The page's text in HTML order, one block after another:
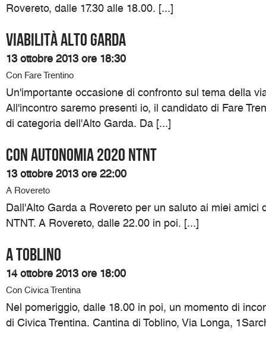
Rovereto, dalle 17.30 alle 18.00. [...]
Viabilità Alto Garda
13 ottobre 2013 ore 18:30
Con Fare Trentino
Un'importante occasione di confronto sul tema della
All'incontro saremo presenti io, il candidato di Fare
di categoria dell'Alto Garda. Da [...]
Con Autonomia 2020 NTNT
13 ottobre 2013 ore 22:00
A Rovereto
Dall'Alto Garda a Rovereto per un saluto ai miei amici
NTNT. A Rovereto, dalle 22.00 in poi. [...]
A Toblino
14 ottobre 2013 ore 18:00
Con Civica Trentina
Nel pomeriggio, dalle 18.00 in poi, un momento di
di Civica Trentina. Cantina di Toblino, Via Longa,